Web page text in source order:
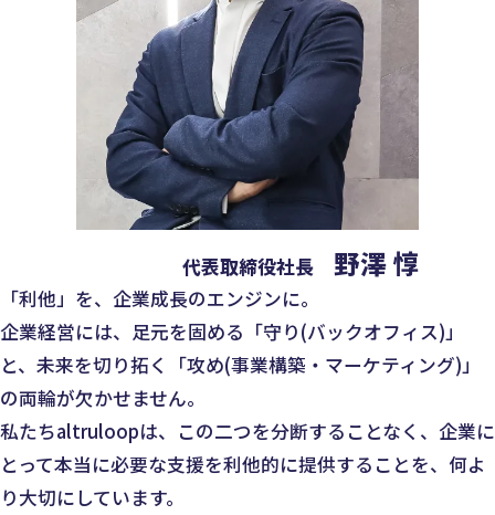
代表取締役社長 野澤 惇
「利他」を、企業成長のエンジンに。
企業経営には、足元を固める「守り(バックオフィス)」
と、未来を切り拓く「攻め(事業構築・マーケティング)」
の両輪が欠かせません。
私たちaltruloopは、この二つを分断することなく、企業に
とって本当に必要な支援を利他的に提供することを、何よ
り大切にしています。